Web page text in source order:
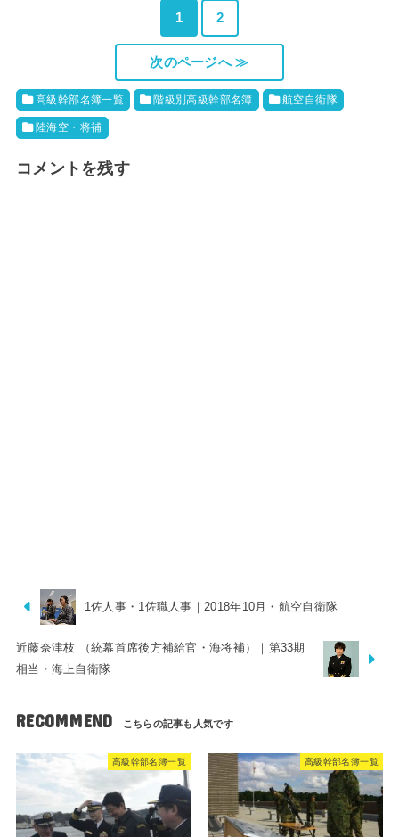
1 2
次のページへ ≫
高級幹部名簿一覧 階級別高級幹部名簿 航空自衛隊
陸海空・将補
コメントを残す
1佐人事・1佐職人事｜2018年10月・航空自衛隊
近藤奈津枝 （統幕首席後方補給官・海将補）｜第33期
相当・海上自衛隊
RECOMMEND
高級幹部名簿一覧 高級幹部名簿一覧